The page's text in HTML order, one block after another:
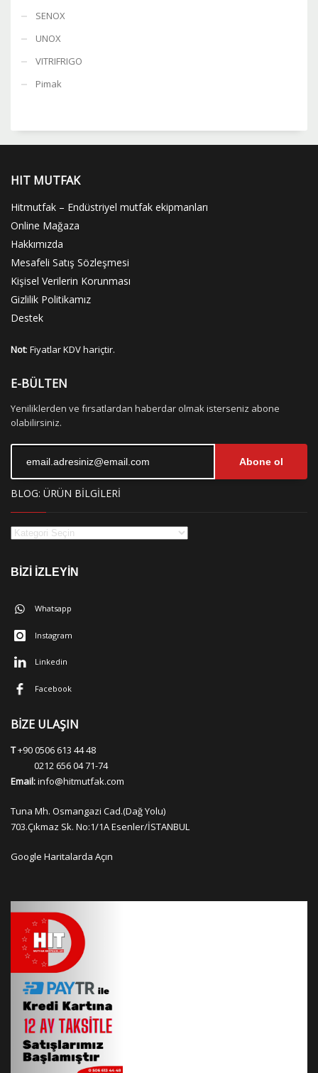
SENOX
UNOX
VITRIFRIGO
Pimak
HIT MUTFAK
Hitmutfak – Endüstriyel mutfak ekipmanları
Online Mağaza
Hakkımızda
Mesafeli Satış Sözleşmesi
Kişisel Verilerin Korunması
Gizlilik Politikamız
Destek
Not: Fiyatlar KDV hariçtir.
E-BÜLTEN
Yeniliklerden ve fırsatlardan haberdar olmak isterseniz abone
olabilirsiniz.
Abone ol
BLOG: ÜRÜN BİLGİLERİ
BİZİ İZLEYİN
Whatsapp
Instagram
Linkedin
Facebook
BİZE ULAŞIN
T+90 0506 613 44 48
0212 656 04 71-74
Email:info@hitmutfak.com
Tuna Mh. Osmangazi Cad.(Dağ Yolu)
703.Çıkmaz Sk. No:1/1A Esenler/İSTANBUL
Google Haritalarda Açın